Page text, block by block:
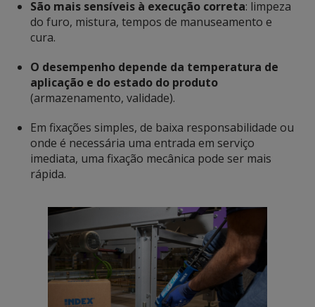
São mais sensíveis à execução correta: limpeza
do furo, mistura, tempos de manuseamento e
cura.
O desempenho depende da temperatura de
aplicação e do estado do produto
(armazenamento, validade).
Em fixações simples, de baixa responsabilidade ou
onde é necessária uma entrada em serviço
imediata, uma fixação mecânica pode ser mais
rápida.